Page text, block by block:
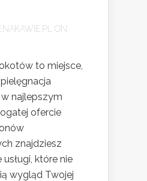
ON
to miejsce,
najlepszym
ofercie
znajdziesz
które nie
wygląd Twojej